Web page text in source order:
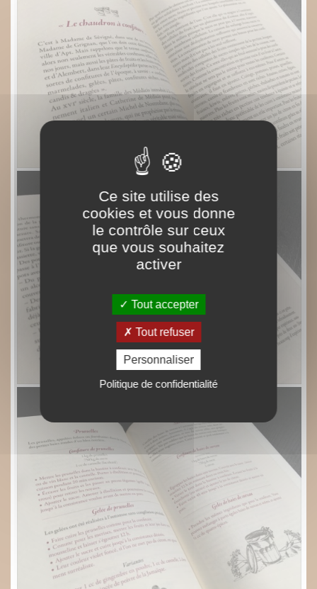
Ce site utilise des
cookies et vous donne
le contrôle sur ceux
que vous souhaitez
activer
Tout accepter
Tout refuser
Personnaliser
Politique de confidentialité